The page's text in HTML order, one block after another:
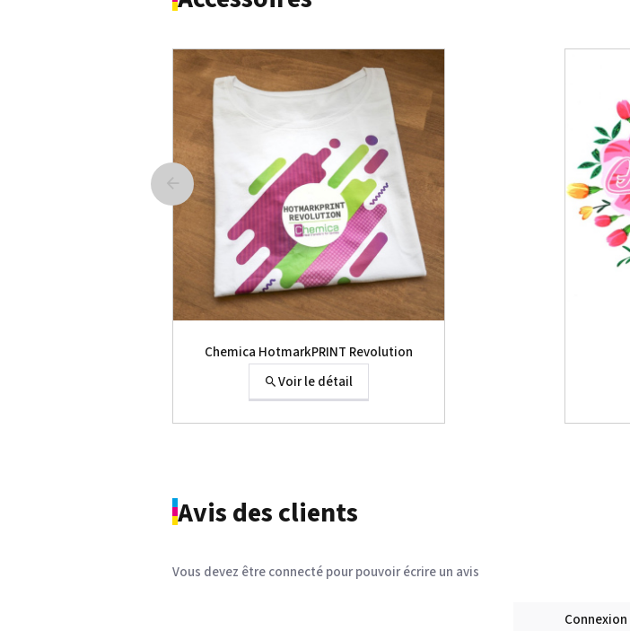
Chemica HotmarkPRINT Revolution
Voir le détail
Avis des clients
Vous devez être connecté pour pouvoir écrire un avis
Connexion